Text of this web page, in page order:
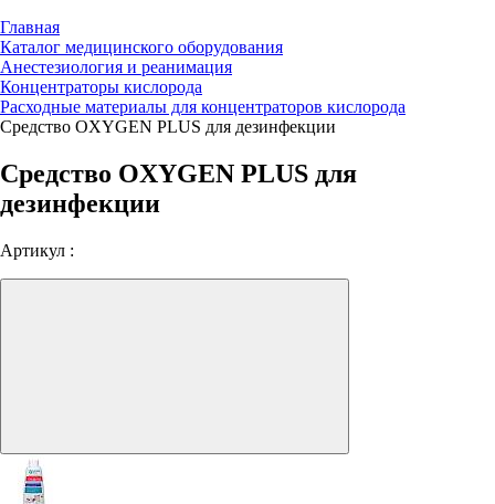
Главная
Каталог медицинского оборудования
Анестезиология и реанимация
Концентраторы кислорода
Расходные материалы для концентраторов кислорода
Средство OXYGEN PLUS для дезинфекции
Средство OXYGEN PLUS для
дезинфекции
Артикул :